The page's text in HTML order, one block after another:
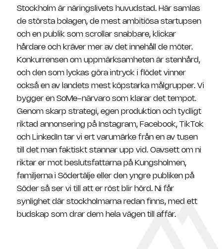
Stockholm är näringslivets huvudstad. Här samlas
de största bolagen, de mest ambitiösa startupsen
och en publik som scrollar snabbare, klickar
hårdare och kräver mer av det innehåll de möter.
Konkurrensen om uppmärksamheten är stenhård,
och den som lyckas göra intryck i flödet vinner
också en av landets mest köpstarka målgrupper. Vi
bygger en SoMe-närvaro som klarar det tempot.
Genom skarp strategi, egen produktion och tydligt
riktad annonsering på Instagram, Facebook, TikTok
och LinkedIn tar vi ert varumärke från en av tusen
till det man faktiskt stannar upp vid. Oavsett om ni
riktar er mot beslutsfattarna på Kungsholmen,
familjerna i Södertälje eller den yngre publiken på
Söder så ser vi till att er röst blir hörd. Ni får
synlighet där stockholmarna redan finns, med ett
budskap som drar dem hela vägen till affär.